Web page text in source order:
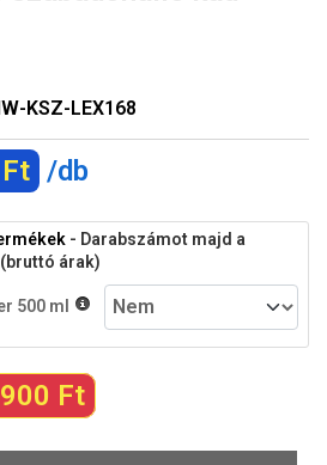
KSZ-LEX168
/db
- Darabszámot majd a
árak)
500 ml
Ft